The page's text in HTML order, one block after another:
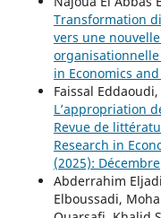
Transformation
vers une
organisationnelle
in Economics
Faissal
L’appropriation
Revue de
Research in
(2025): Décembre
Abderrahim
Elboussadi,